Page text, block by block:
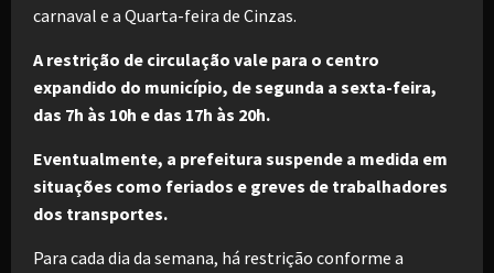
carnaval e a Quarta-feira de Cinzas.
A restrição de circulação vale para o centro
expandido do município, de segunda a sexta-feira,
das 7h às 10h e das 17h às 20h.
Eventualmente, a prefeitura suspende a medida em
situações como feriados e greves de trabalhadores
dos transportes.
Para cada dia da semana, há restrição conforme a